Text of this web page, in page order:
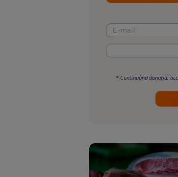
* Continuând donația,